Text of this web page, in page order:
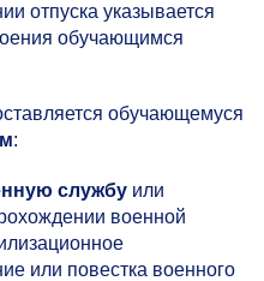
отпуска указывается
обучающимся
обучающемуся
:
службу или
военной
или повестка военного